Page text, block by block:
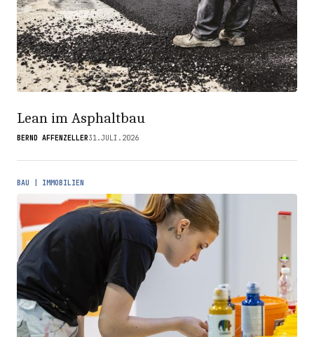
Lean im Asphaltbau
BERND AFFENZELLER31.JULI.2026
BAU | IMMOBILIEN